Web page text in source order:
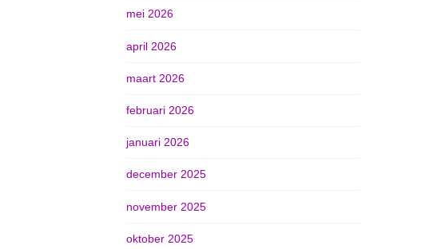
mei 2026
april 2026
maart 2026
februari 2026
januari 2026
december 2025
november 2025
oktober 2025